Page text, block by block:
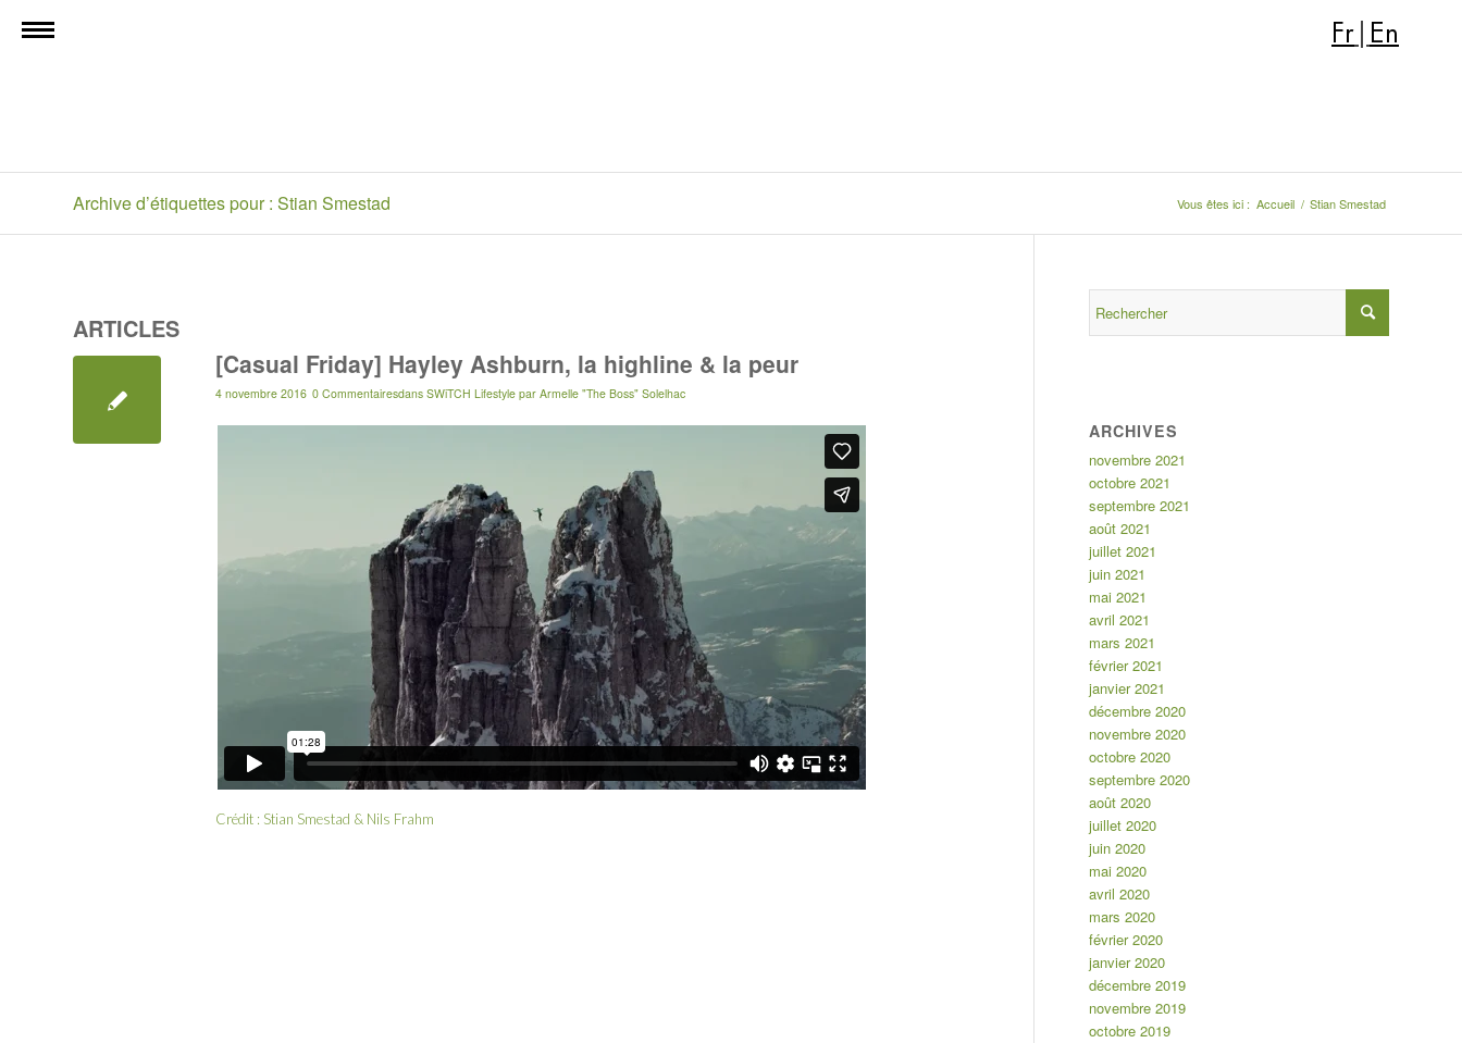
Fr En
Archive d’étiquettes pour : Stian Smestad Vous êtes ici : Accueil / Stian Smestad
ARTICLES
[Casual Friday] Hayley Ashburn, la highline & la peur
4 novembre 2016 0 Commentairesdans SWiTCH Lifestyle par Armelle "The Boss" Solelhac
Crédit : Stian Smestad & Nils Frahm
ARCHIVES
novembre 2021
octobre 2021
septembre 2021
août 2021
juillet 2021
juin 2021
mai 2021
avril 2021
mars 2021
février 2021
janvier 2021
décembre 2020
novembre 2020
octobre 2020
septembre 2020
août 2020
juillet 2020
juin 2020
mai 2020
avril 2020
mars 2020
février 2020
janvier 2020
décembre 2019
novembre 2019
octobre 2019